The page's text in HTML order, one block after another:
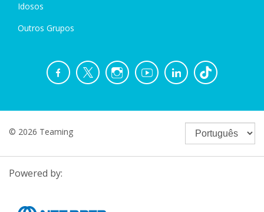
Idosos
Outros Grupos
© 2026 Teaming
Powered by: